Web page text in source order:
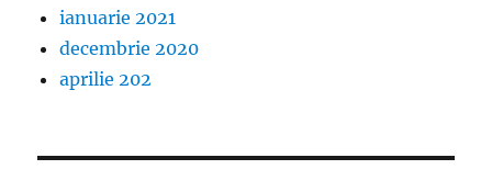
ianuarie 2021
decembrie 2020
aprilie 202